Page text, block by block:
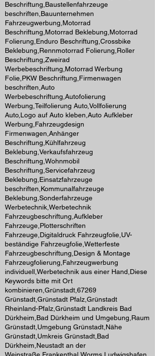
Beschriftung,Baustellenfahrzeuge
beschriften,Bauunternehmen
Fahrzeugwerbung,Motorrad
Beschriftung,Motorrad Beklebung,Motorrad
Folierung,Enduro Beschriftung,Crossbike
Beklebung,Rennmotorrad Folierung,Roller
Beschriftung,Zweirad
Werbebeschriftung,Motorrad Werbung
Folie,PKW Beschriftung,Firmenwagen
beschriften,Auto
Werbebeschriftung,Autofolierung
Werbung,Teilfolierung Auto,Vollfolierung
Auto,Logo auf Auto kleben,Auto Aufkleber
Werbung,Fahrzeugdesign
Firmenwagen,Anhänger
Beschriftung,Kühlfahrzeug
Beklebung,Verkaufsfahrzeug
Beschriftung,Wohnmobil
Beschriftung,Servicefahrzeug
Beklebung,Einsatzfahrzeuge
beschriften,Kommunalfahrzeuge
Beklebung,Sonderfahrzeuge
Werbetechnik,Werbetechnik
Fahrzeugbeschriftung,Aufkleber
Fahrzeuge,Plotterschriften
Fahrzeuge,Digitaldruck Fahrzeugfolie,UV-
beständige Fahrzeugfolie,Wetterfeste
Fahrzeugbeschriftung,Design & Montage
Fahrzeugfolierung,Fahrzeugwerbung
individuell,Werbetechnik aus einer Hand,Diese
Keywords bitte mit Ort
kombinieren,Grünstadt,67269
Grünstadt,Grünstadt Pfalz,Grünstadt
Rheinland-Pfalz,Grünstadt Landkreis Bad
Dürkheim,Bad Dürkheim und Umgebung,Raum
Grünstadt,Umgebung Grünstadt,Nähe
Grünstadt,Umkreis Grünstadt,Bad
Dürkheim,Neustadt an der